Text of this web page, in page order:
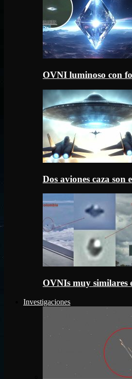
OVNI luminoso con
Dos aviones caza
OVNIs muy similares
Investigaciones